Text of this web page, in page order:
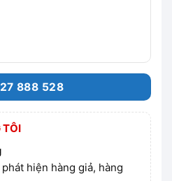
888 528
TÔI
hiện hàng giả, hàng